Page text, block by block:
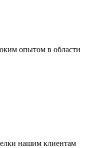
опытом в области
нашим клиентам